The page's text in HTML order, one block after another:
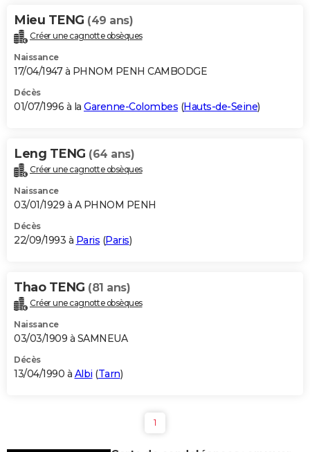
Mieu TENG (49 ans)
Créer une cagnotte obsèques
Naissance
17/04/1947 à PHNOM PENH CAMBODGE
Décès
01/07/1996 à la Garenne-Colombes (Hauts-de-Seine)
Leng TENG (64 ans)
Créer une cagnotte obsèques
Naissance
03/01/1929 à A PHNOM PENH
Décès
22/09/1993 à Paris (Paris)
Thao TENG (81 ans)
Créer une cagnotte obsèques
Naissance
03/03/1909 à SAMNEUA
Décès
13/04/1990 à Albi (Tarn)
1